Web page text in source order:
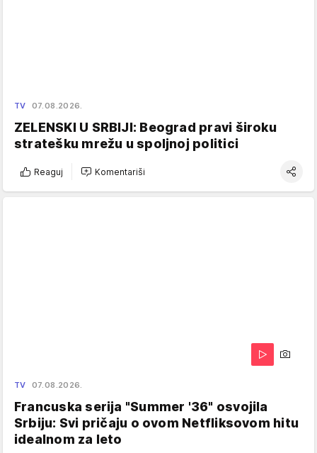
TV 07.08.2026.
ZELENSKI U SRBIJI: Beograd pravi široku
stratešku mrežu u spoljnoj politici
Reaguj Komentariši
TV 07.08.2026.
Francuska serija "Summer '36" osvojila
Srbiju: Svi pričaju o ovom Netfliksovom hitu
idealnom za leto